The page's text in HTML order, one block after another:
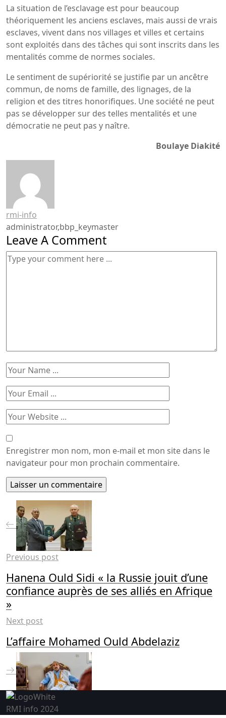
La situation de l’esclavage est pour beaucoup
théoriquement les anciens esclaves, mais aussi de vrais
esclaves, vivent dans nos villages et villes et certains
sont exploités dans des tâches qui sont inscrits dans les
mentalités comme de normes sociales.
Le sentiment de supériorité se justifie par un ancêtre
commun, de noms de famille, des lignages, de la
religion et des titres honorifiques. Une société ne peut
pas se développer sur des telles mentalités et une
démocratie ne peut pas y naître.
Boulaye Diakité
rmi-info
administrator,bbp_keymaster
Leave A Comment
Enregistrer mon nom, mon e-mail et mon site dans le
navigateur pour mon prochain commentaire.
Previous post
Hanena Ould Sidi « la Russie jouit d’une
confiance auprès de ses alliés en Afrique
»
Next post
L’affaire Mohamed Ould Abdelaziz
RMI info 2024